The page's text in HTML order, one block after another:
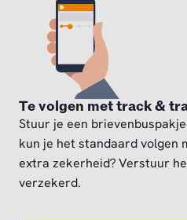
Te volgen met track &
Stuur je een
kun je het standaard volgen
extra zekerheid? Verstuur
verzekerd.